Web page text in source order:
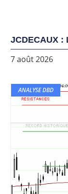
JCDECAUX
7 août 2026
ANALYSE DBD